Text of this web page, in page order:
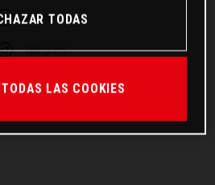
Twitter
Telegram
TODAS
LAS COOKIES